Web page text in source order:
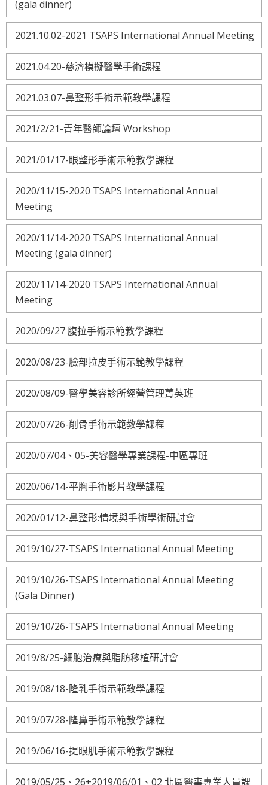
(gala dinner)
2021.10.02-2021 TSAPS International Annual Meeting
2021.04.20-慈濟模擬醫學手術課程
2021.03.07-鼻整形手術示範教學課程
2021/2/21-青年醫師論壇 Workshop
2021/01/17-眼整形手術示範教學課程
2020/11/15-2020 TSAPS International Annual
Meeting
2020/11/14-2020 TSAPS International Annual
Meeting (gala dinner)
2020/11/14-2020 TSAPS International Annual
Meeting
2020/09/27 腹拉手術示範教學課程
2020/08/23-臉部拉皮手術示範教學課程
2020/08/09-醫學美容診所經營管理菁英班
2020/07/26-削骨手術示範教學課程
2020/07/04、05-美容醫學專業課程-中區專班
2020/06/14-平胸手術影片教學課程
2020/01/12-鼻整形:情境與手術學術研討會
2019/10/27-TSAPS International Annual Meeting
2019/10/26-TSAPS International Annual Meeting
(Gala Dinner)
2019/10/26-TSAPS International Annual Meeting
2019/8/25-細胞治療與脂肪移植研討會
2019/08/18-隆乳手術示範教學課程
2019/07/28-隆鼻手術示範教學課程
2019/06/16-提眼肌手術示範教學課程
2019/05/25、26+2019/06/01、02 北區醫事專業人員課